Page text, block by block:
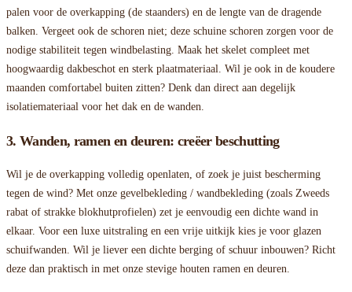
palen voor de overkapping (de staanders) en de lengte van de dragende
balken. Vergeet ook de schoren niet; deze schuine schoren zorgen voor de
nodige stabiliteit tegen windbelasting. Maak het skelet compleet met
hoogwaardig dakbeschot en sterk plaatmateriaal. Wil je ook in de koudere
maanden comfortabel buiten zitten? Denk dan direct aan degelijk
isolatiemateriaal voor het dak en de wanden.
3. Wanden, ramen en deuren: creëer beschutting
Wil je de overkapping volledig openlaten, of zoek je juist bescherming
tegen de wind? Met onze gevelbekleding / wandbekleding (zoals Zweeds
rabat of strakke blokhutprofielen) zet je eenvoudig een dichte wand in
elkaar. Voor een luxe uitstraling en een vrije uitkijk kies je voor glazen
schuifwanden. Wil je liever een dichte berging of schuur inbouwen? Richt
deze dan praktisch in met onze stevige houten ramen en deuren.